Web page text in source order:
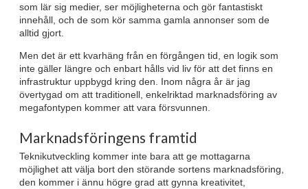
som lär sig medier, ser möjligheterna och gör fantastiskt
innehåll, och de som kör samma gamla annonser som de
alltid gjort.
Men det är ett kvarhäng från en förgången tid, en logik som
inte gäller längre och enbart hålls vid liv för att det finns en
infrastruktur uppbygd kring den. Inom några år är jag
övertygad om att traditionell, enkelriktad marknadsföring av
megafontypen kommer att vara försvunnen.
Marknadsföringens framtid
Teknikutveckling kommer inte bara att ge mottagarna
möjlighet att välja bort den störande sortens marknadsföring,
den kommer i ännu högre grad att gynna kreativitet,